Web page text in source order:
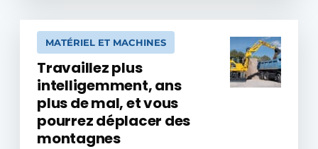
MATÉRIEL ET MACHINES
Travaillez plus
intelligemment, ans
plus de mal, et vous
pourrez déplacer des
montagnes